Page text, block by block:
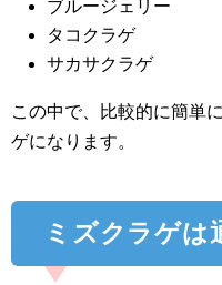
ブルージェリー
タコクラゲ
サカサクラゲ
この中で、比較的に簡単
ゲになります。
ミズクラゲは